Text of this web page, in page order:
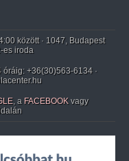
között · 1047, Budapest
es iroda
óráig: +36(30)563-6134 ·
, a FACEBOOK vagy